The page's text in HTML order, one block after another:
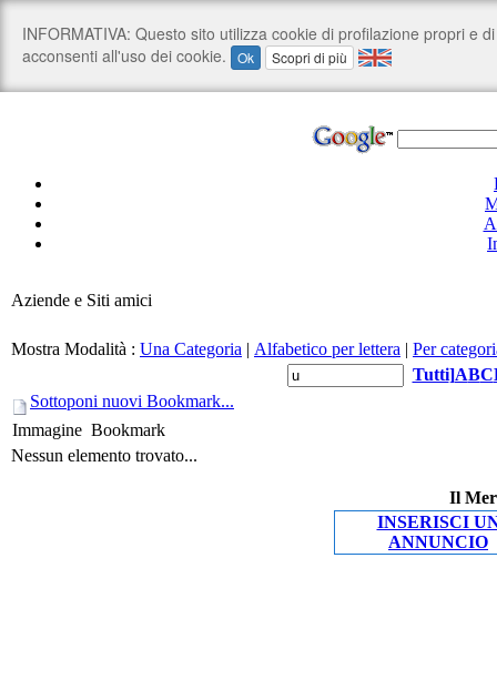
Aziende e Siti amici
Mostra Modalità : Una Categoria | Alfabetico per lettera | Per
Tutti]ABC
Sottoponi nuovi Bookmark...
Immagine Bookmark
Nessun elemento trovato...
Il
INSERISCI
ANNUNCIO